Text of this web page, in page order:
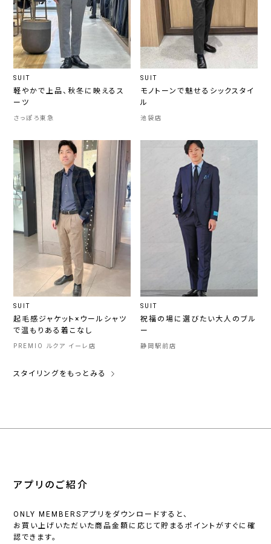
SUIT
軽やかで上品、秋冬に映えるス
ーツ
さっぽろ東急
SUIT
モノトーンで魅せるシックスタイ
ル
池袋店
SUIT
起毛感ジャケット×ウールシャツ
で温もりある着こなし
PREMIO ルクア イーレ店
SUIT
祝福の場に選びたい大人のブル
ー
静岡駅前店
スタイリングをもっとみる
アプリのご紹介
ONLY MEMBERSアプリをダウンロードすると、
お買い上げいただいた商品金額に応じて貯まるポイントがすぐに確
認できます。